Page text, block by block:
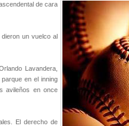
de cara
un vuelco al
Lavandera,
en el inning
avileños en once
El derecho de